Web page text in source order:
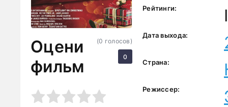
Оцени
фильм
5
(0 голосов)
0
Рейтинги:
Дата выхода:
Страна:
Режиссер: